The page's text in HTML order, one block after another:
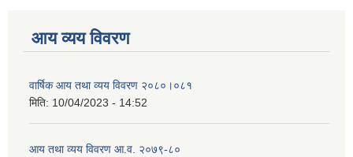
आय व्यय विवरण
वार्षिक आय तथा व्यय विवरण २०८०।०८१
मिति: 10/04/2023 - 14:52
आय तथा व्यय विवरण आ.व. २०७९-८०